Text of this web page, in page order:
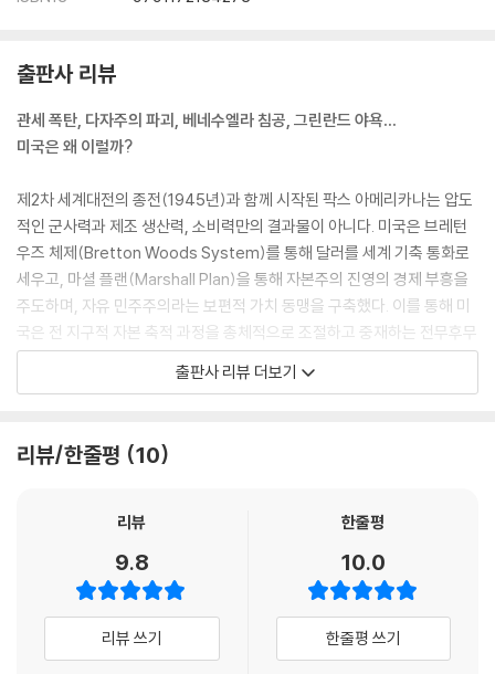
출판사 리뷰
관세 폭탄, 다자주의 파괴, 베네수엘라 침공, 그린란드 야욕…
미국은 왜 이럴까?
제2차 세계대전의 종전(1945년)과 함께 시작된 팍스 아메리카나는 압도
적인 군사력과 제조 생산력, 소비력만의 결과물이 아니다. 미국은 브레턴
우즈 체제(Bretton Woods System)를 통해 달러를 세계 기축 통화로
세우고, 마셜 플랜(Marshall Plan)을 통해 자본주의 진영의 경제 부흥을
주도하며, 자유 민주주의라는 보편적 가치 동맹을 구축했다. 이를 통해 미
국은 전 지구적 자본 축적 과정을 총체적으로 조절하고 중재하는 전무후무
한 지위를 누렸다. 전 세계가 미국의 금융 시스템에 의존하고, 미국의 소비
시장에 상품을 팔며, 미국의 군사적 보호 아래 안보를 의탁하는 거대한 순
그러나 이 견고해 보이던 패권은 1970년대부터 서서히 균열이 가기 시작
의 실물경제를 지탱하던 제조업의 쇠락과 트럼프의 콘크리트 지지층인 ‘러
심한 빈부 격차와 중산층의 붕괴를 초래했고, 제국을 유지하기 위한 천문
학적인 비용 부담은 내부의 불만을 증폭시켰다. 여기에 2008년의 세계 공
황, 2010년대 초반 실물경제 초강대국으로 중국의 부상, 이라크·아프가니
스탄에서 미국의 패배, 트럼프형 신보호주의의 등장, 2022년 러시아의 우
출판사 리뷰 더보기
리뷰/한줄평 10
리뷰
9.8
리뷰 쓰기
한줄평
10.0
한줄평 쓰기